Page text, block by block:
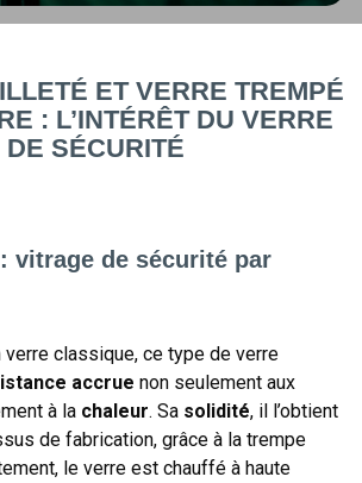
ET VERRE TREMPÉ
: L’INTÉRÊT DU VERRE
DE SÉCURITÉ
vitrage de sécurité par
verre classique, ce type de verre
accrue non seulement aux
à la chaleur. Sa solidité, il l’obtient
de fabrication, grâce à la trempe
le verre est chauffé à haute